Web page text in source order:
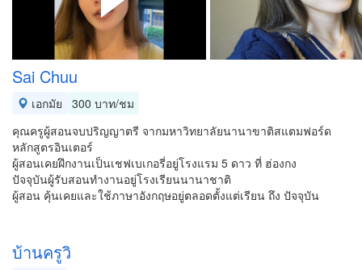
Sai Chuu
เอกมัย
300 บาท/ชม
คุณครูผู้สอนจบปริญญาตรี จากมหาวิทยาลัยนานาขาติสแตมฟอร์ด
หลักสูตรอินเตอร์
ผู้สอนเคยฝึกงานเป็นเชฟเบเกอรี่อยู่โรงแรม 5 ดาว ที่ ฮ่องกง
ปัจจุบันผู้รับสอนทำงานอยู่โรงเรียนนานาชาติ
ผู้สอน คุ้นเคยและใช้ภาษาอังกฤษอยู่ตลอดตั้งแต่เรียน ถึง ปัจจุบัน
บ้านครูวิ